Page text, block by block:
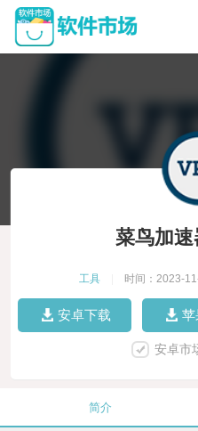
菜鸟加速
工具 时间：2023-
安卓下载 苹
安卓市
简介